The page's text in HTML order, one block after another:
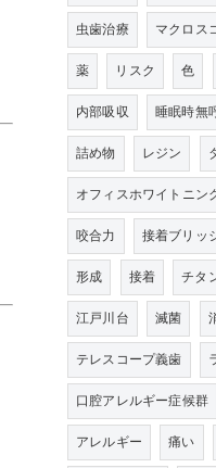
虫歯治療
マクロス
薬
リスク 色
内部吸収
睡眠時無
詰め物
レジン
オフィスホワイトニン
咬合力
接着ブリッ
形成
接着 チタ
江戸川台
滅菌
テレスコープ義歯
口腔アレルギー症候群
アレルギー
痛い